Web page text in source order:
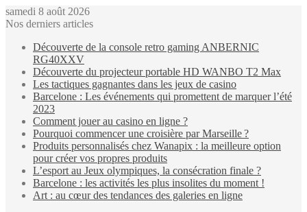
samedi 8 août 2026
Nos derniers articles
Découverte de la console retro gaming ANBERNIC
RG40XXV
Découverte du projecteur portable HD WANBO T2 Max
Les tactiques gagnantes dans les jeux de casino
Barcelone : Les événements qui promettent de marquer l’été
2023
Comment jouer au casino en ligne ?
Pourquoi commencer une croisière par Marseille ?
Produits personnalisés chez Wanapix : la meilleure option
pour créer vos propres produits
L’esport au Jeux olympiques, la consécration finale ?
Barcelone : les activités les plus insolites du moment !
Art : au cœur des tendances des galeries en ligne